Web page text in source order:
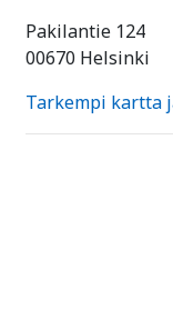
Pakilantie 124
00670 Helsinki
Tarkempi kartta